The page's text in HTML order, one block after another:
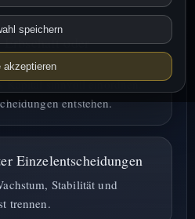
Erbschaft oder
Kapital sinnvoll einordnen,
entstehen.
Einzelentscheidungen
Stabilität und
trennen.
speichern
akzeptieren